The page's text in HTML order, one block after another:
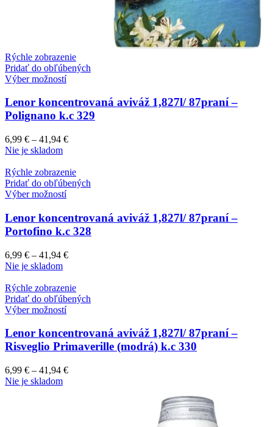
Rýchle zobrazenie
Pridať do obľúbených
Výber možností
Lenor koncentrovaná aviváž 1,827l/ 87praní –
Polignano k.c 329
6,99 € – 41,94 €
Nie je skladom
Rýchle zobrazenie
Pridať do obľúbených
Výber možností
Lenor koncentrovaná aviváž 1,827l/ 87praní –
Portofino k.c 328
6,99 € – 41,94 €
Nie je skladom
Rýchle zobrazenie
Pridať do obľúbených
Výber možností
Lenor koncentrovaná aviváž 1,827l/ 87praní –
Risveglio Primaverille (modrá) k.c 330
6,99 € – 41,94 €
Nie je skladom